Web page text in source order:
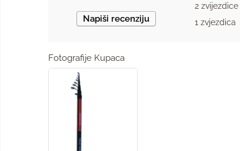
Napiši recenziju
2 zvijezdice
1 zvjezdica
Fotografije Kupaca